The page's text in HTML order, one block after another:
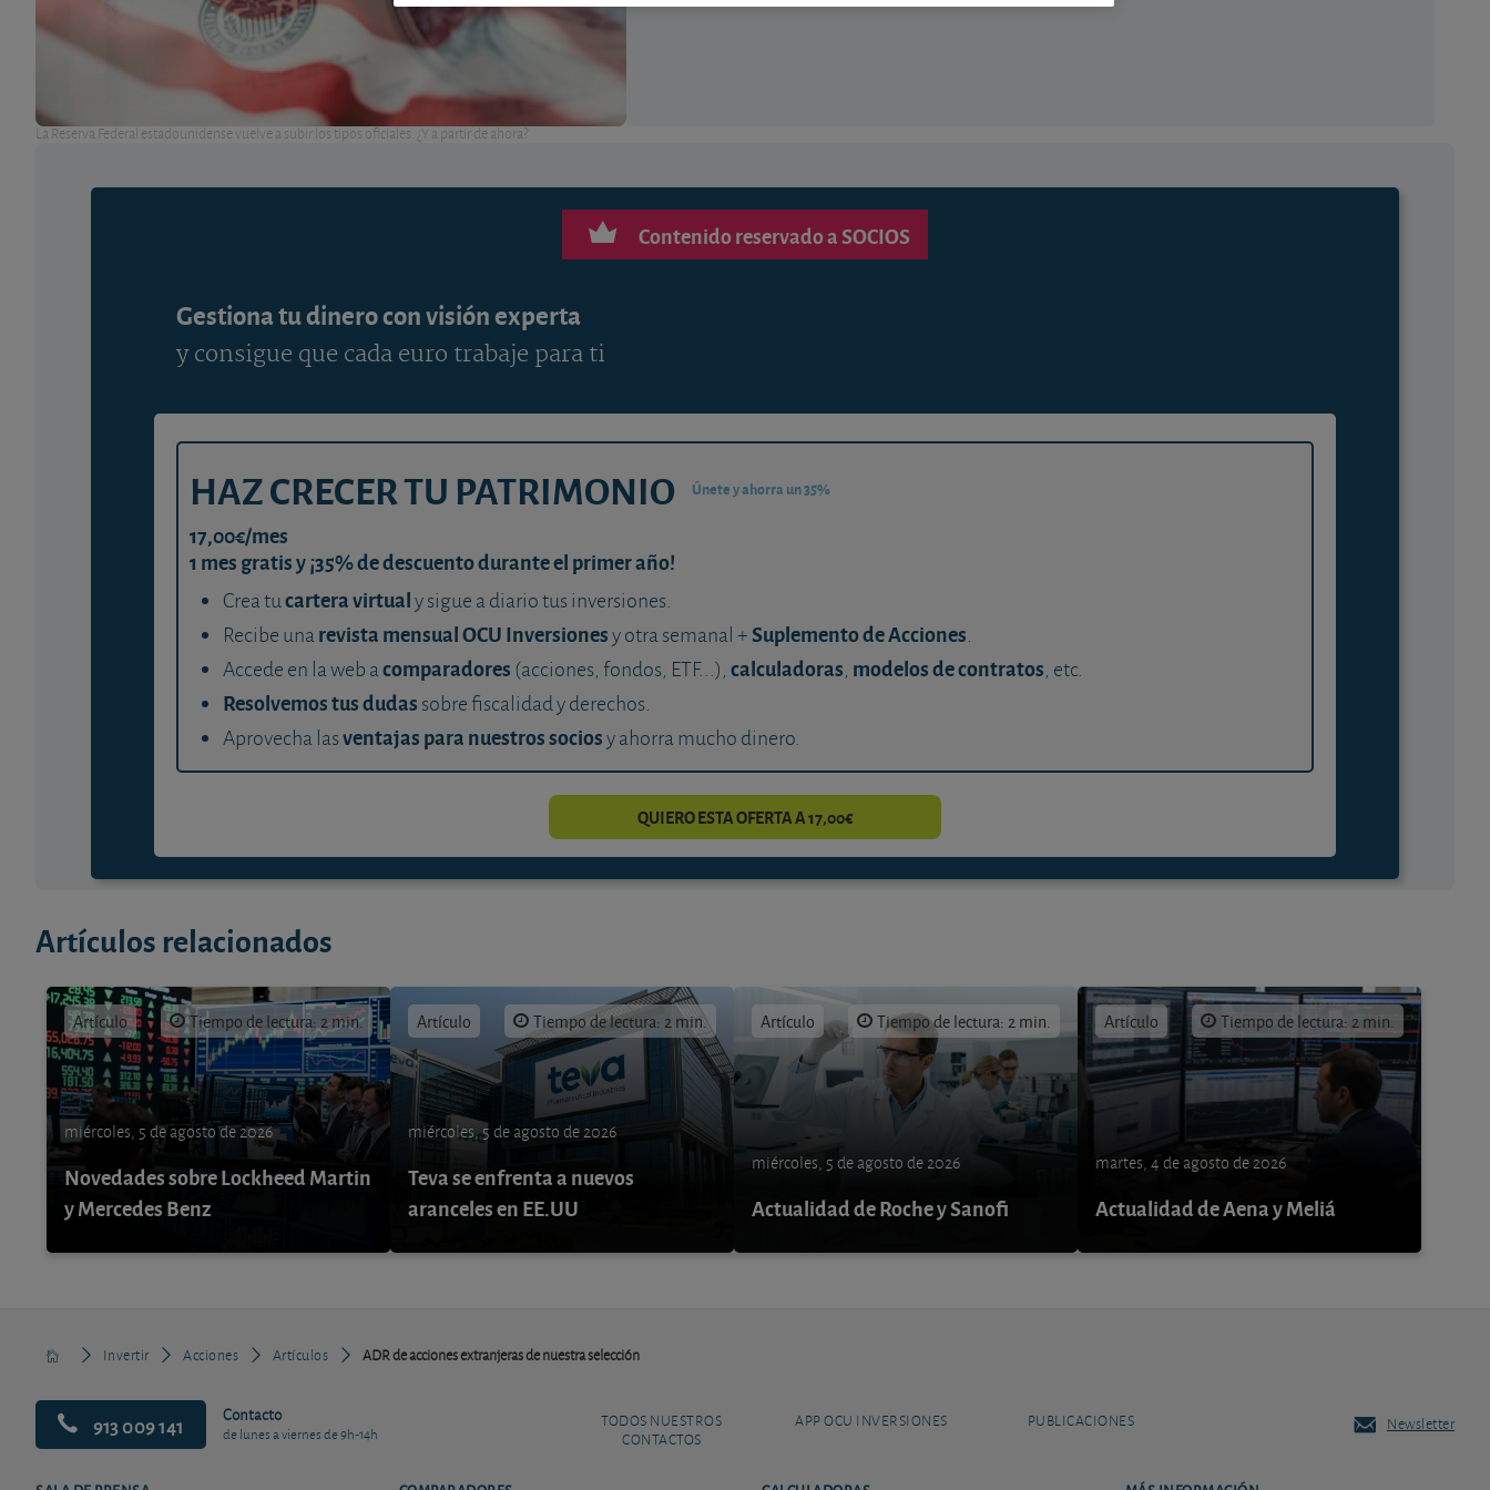
La Reserva Federal estadounidense vuelve a subir los tipos oficiales. ¿Y a partir de ahora?
Contenido reservado a SOCIOS
Gestiona tu dinero con visión experta
y consigue que cada euro trabaje para ti
HAZ CRECER TU PATRIMONIO Únete y ahorra un 35%
17,00€/mes
1 mes gratis y ¡35% de descuento durante el primer año!
Crea tucartera virtualy sigue a diario tus inversiones.
Recibe unarevista mensual OCU Inversionesy otra semanal +Suplemento de Acciones.
Accede en la web acomparadores (acciones, fondos, ETF...), calculadoras, modelos de contratos, etc.
Resolvemos tus dudas sobre fiscalidad y derechos.
Aprovecha lasventajas para nuestros sociosy ahorra mucho dinero.
QUIERO ESTA OFERTA A 17,00€
Artículos relacionados
Artículo Tiempo de lectura: 2 min.
miércoles, 5 de agosto de 2026
Novedades sobre Lockheed Martin
y Mercedes Benz
Artículo Tiempo de lectura: 2 min.
miércoles, 5 de agosto de 2026
Teva se enfrenta a nuevos
aranceles en EE.UU
Artículo Tiempo de lectura: 2 min.
miércoles, 5 de agosto de 2026
Actualidad de Roche y Sanofi
Artículo Tiempo de lectura: 2 min.
martes, 4 de agosto de 2026
Actualidad de Aena y Meliá
Invertir Acciones Artículos ADR de acciones extranjeras de nuestra selección
913 009 141 Contacto
de lunes a viernes de 9h-14h
TODOS NUESTROS
CONTACTOS
APP OCU INVERSIONES PUBLICACIONES Newsletter